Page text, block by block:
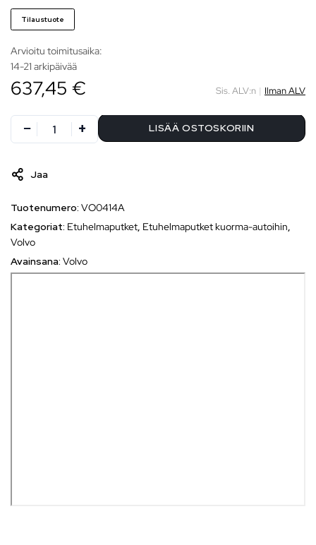
Tilaustuote
Arvioitu toimitusaika:
14-21 arkipäivää
637,45 € Sis. ALV:n | Ilman ALV
LISÄÄ OSTOSKORIIN
Jaa
Tuotenumero: VO0414A
Kategoriat: Etuhelmaputket, Etuhelmaputket kuorma-autoihin,
Volvo
Avainsana: Volvo